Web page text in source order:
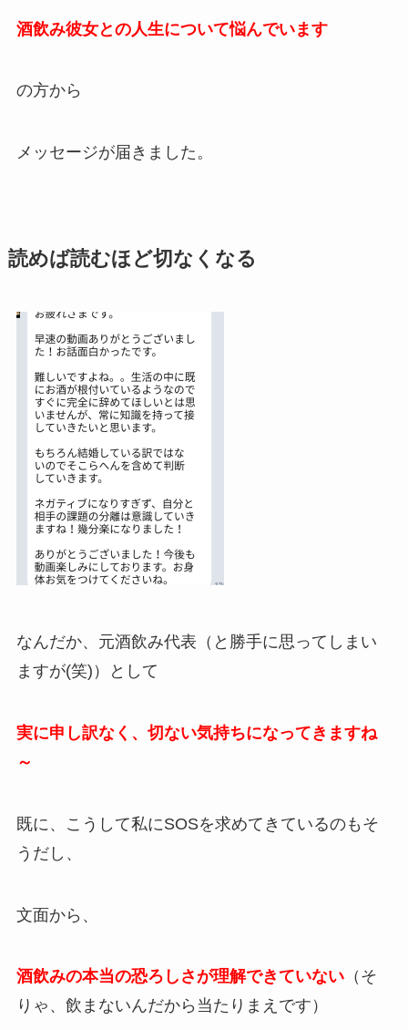
酒飲み彼女との人生について悩んでいます
の方から
メッセージが届きました。
読めば読むほど切なくなる
なんだか、元酒飲み代表（と勝手に思ってしまい
ますが(笑)）として
実に申し訳なく、切ない気持ちになってきますね
～
既に、こうして私にSOSを求めてきているのもそ
うだし、
文面から、
酒飲みの本当の恐ろしさが理解できていない（そ
りゃ、飲まないんだから当たりまえです）